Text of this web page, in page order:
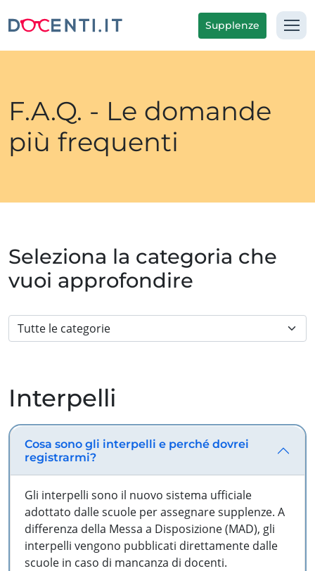
Supplenze
F.A.Q. - Le domande
più frequenti
Seleziona la categoria che
vuoi approfondire
Interpelli
Cosa sono gli interpelli e perché dovrei
registrarmi?
Gli interpelli sono il nuovo sistema ufficiale
adottato dalle scuole per assegnare supplenze. A
differenza della Messa a Disposizione (MAD), gli
interpelli vengono pubblicati direttamente dalle
scuole in caso di mancanza di docenti.